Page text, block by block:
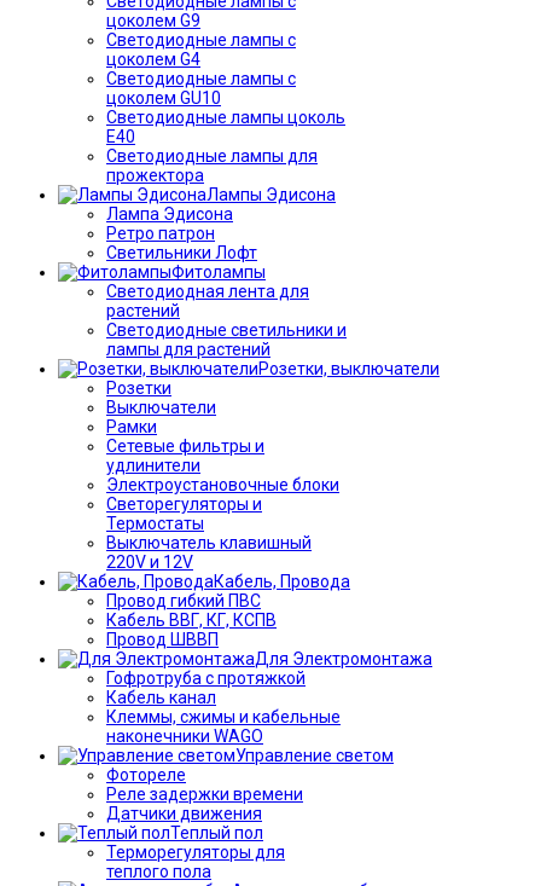
цоколем G9
Светодиодные лампы с
цоколем G4
Светодиодные лампы с
цоколем GU10
Светодиодные лампы цоколь
Е40
Светодиодные лампы для
прожектора
Лампы Эдисона
Лампа Эдисона
Ретро патрон
Светильники Лофт
Фитолампы
Светодиодная лента для
растений
Светодиодные светильники и
лампы для растений
Розетки, выключатели
Розетки
Выключатели
Рамки
Сетевые фильтры и
удлинители
Электроустановочные блоки
Светорегуляторы и
Термостаты
Выключатель клавишный
220V и 12V
Кабель, Провода
Провод гибкий ПВС
Кабель ВВГ, КГ, КСПВ
Провод ШВВП
Для Электромонтажа
Гофротруба с протяжкой
Кабель канал
Клеммы, сжимы и кабельные
наконечники WAGO
Управление светом
Фотореле
Реле задержки времени
Датчики движения
Теплый пол
Терморегуляторы для
теплого пола